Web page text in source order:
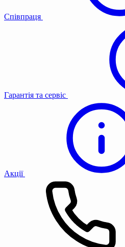
Співпраця
Гарантія та сервіс
Акції